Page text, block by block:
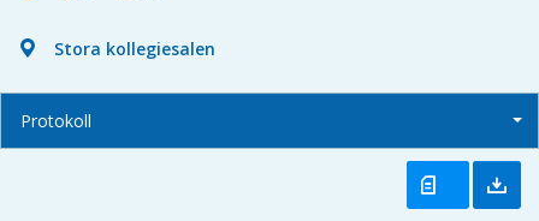
Stora kollegiesalen
Protokoll